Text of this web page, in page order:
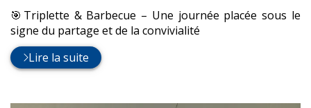
🎯Triplette & Barbecue – Une journée placée sous le
signe du partage et de la convivialité
Lire la suite